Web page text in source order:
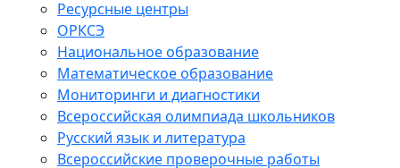
Ресурсные центры
ОРКСЭ
Национальное образование
Математическое образование
Мониторинги и диагностики
Всероссийская олимпиада школьников
Русский язык и литература
Всероссийские проверочные работы